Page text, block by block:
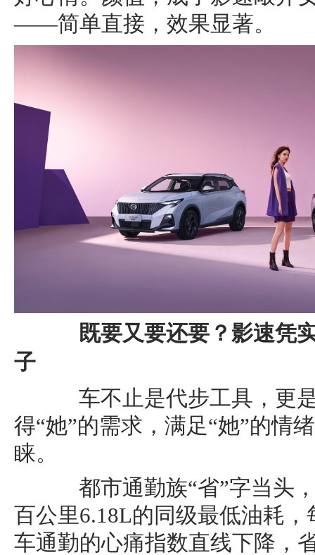
——简单直接，效果显著。
既要又要还要？影速凭实
子
车不止是代步工具，更是
得“她”的需求，满足“她”的情
睐。
都市通勤族“省”字当头，
百公里6.18L的同级最低油耗
车通勤的心痛指数直线下降，